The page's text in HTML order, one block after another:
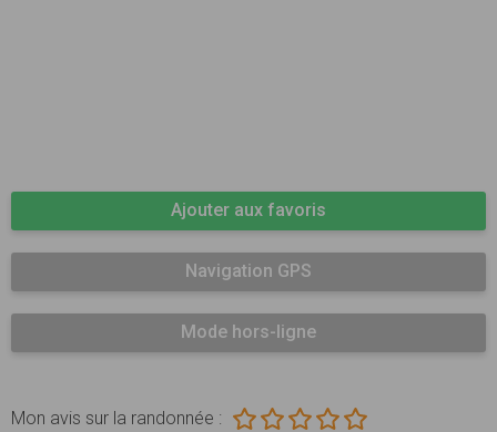
Ajouter aux favoris
Navigation GPS
Mode hors-ligne
Mon avis sur la randonnée :